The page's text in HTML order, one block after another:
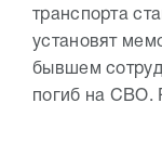
транспорта
установят
бывшем
погиб на СВО.